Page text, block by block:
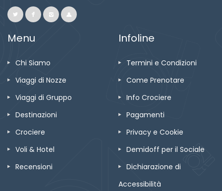
Menu
Chi Siamo
Viaggi di Nozze
Viaggi di Gruppo
Destinazioni
Crociere
Voli & Hotel
Recensioni
Infoline
Termini e Condizioni
Come Prenotare
Info Crociere
Pagamenti
Privacy e Cookie
Demidoff per il Sociale
Dichiarazione di
Accessibilità